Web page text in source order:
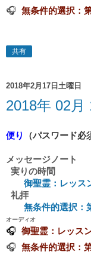
🎧 無条件的選択：
共有
2018年2月17日土曜日
2018年 02月
便り （パスワード必
メッセージノート
実りの時間
御聖霊：レッス
礼拝
無条件的選択：
オーディオ
🎧 御聖霊：レッス
🎧 無条件的選択：